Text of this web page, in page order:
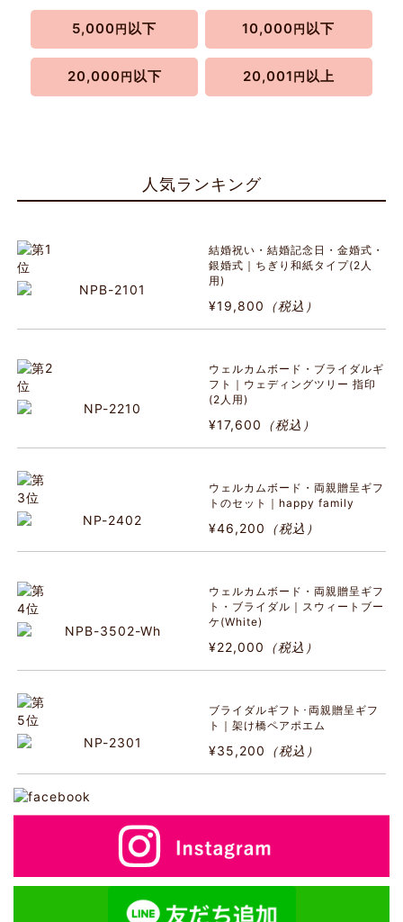
5,000 円 以下 10,000 円 以下
20,000 円 以下 20,001 円 以上
人気ランキング
結婚祝い・結婚記念日・金婚式・
銀婚式｜ちぎり和紙タイプ(2人
用)
¥19,800 （税込）
ウェルカムボード・ブライダルギ
フト｜ウェディングツリー 指印
(2人用)
¥17,600 （税込）
ウェルカムボード・両親贈呈ギフ
トのセット｜happy family
¥46,200 （税込）
ウェルカムボード・両親贈呈ギフ
ト・ブライダル｜スウィートブー
ケ(White)
¥22,000 （税込）
ブライダルギフト･両親贈呈ギフ
ト｜架け橋ペアポエム
¥35,200 （税込）